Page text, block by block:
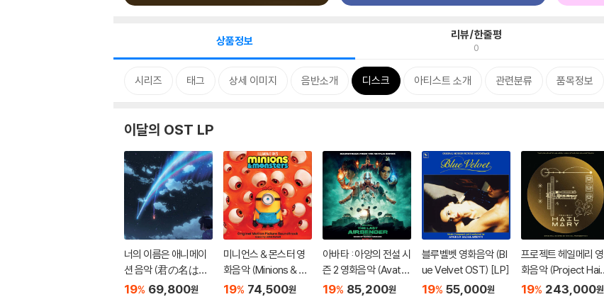
상품정보 리뷰/한줄평
0
시리즈 태그 상세 이미지 음반소개 디스크 아티스트 소개 관련분류 품목정보
이달의 OST LP
너의 이름은 애니메이
션 음악 (君の名は。/
your name. OST by
19% 69,800원
미니언스 & 몬스터 영
화음악 (Minions & M
onsters OST by Joh
19% 74,500원
아바타 : 아앙의 전설 시
즌 2 영화음악 (Avata
r: The Last Airbende
19% 85,200원
블루벨벳 영화음악 (Bl
ue Velvet OST) [LP]
19% 55,000원
프로젝트 헤일메리 영
화음악 (Project Hail
Mary - The Comple
19% 243,000원